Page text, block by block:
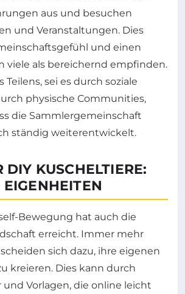
aus und besuchen
und Veranstaltungen. Dies
und einen
viele als bereichernd empfinden.
Teilens, sei es durch soziale
physische Communities,
die Sammlergemeinschaft
ständig weiterentwickelt.
DIY KUSCHELTIERE:
Bewegung hat auch die
erreicht. Immer mehr
sich dazu, ihre eigenen
kreieren. Dies kann durch
Vorlagen, die online leicht